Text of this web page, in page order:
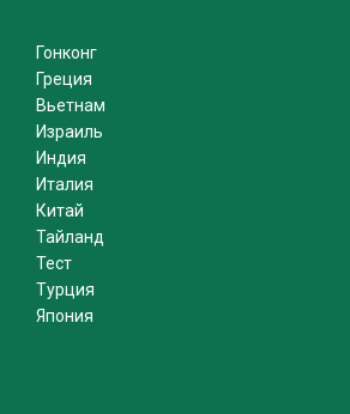
Гонконг
Греция
Вьетнам
Израиль
Индия
Италия
Китай
Тайланд
Тест
Турция
Япония